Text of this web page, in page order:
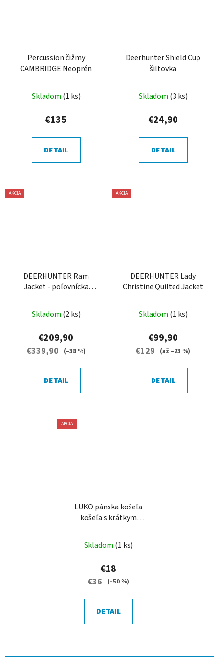
Percussion čižmy
CAMBRIDGE Neoprén
Skladom (1 ks)
€135
DETAIL
Deerhunter Shield Cup
šiltovka
Skladom (3 ks)
€24,90
DETAIL
AKCIA
DEERHUNTER Ram
Jacket - poľovnícka
Skladom (2 ks)
€209,90
€339,90 (–38 %)
DETAIL
AKCIA
DEERHUNTER Lady
Christine Quilted Jacket
Skladom (1 ks)
€99,90
€129 (až –23 %)
DETAIL
AKCIA
LUKO pánska košeľa
košeľa s krátkym
Skladom (1 ks)
€18
€36 (–50 %)
DETAIL